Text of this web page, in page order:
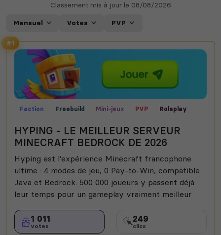
Classement mis à jour le 08/08/2026
Mensuel Votes PVP
#1
Faction Freebuild Mini-jeux PVP
Roleplay
HYPING - LE MEILLEUR SERVEUR
MINECRAFT BEDROCK DE 2026
Hyping est l’expérience Minecraft francophone
ultime : 4 modes de jeu, 0 Pay-to-Win, compatible
Java et Bedrock. 500 000 joueurs y passent déjà
leur temps pour un gameplay vraiment meilleur
1 011
votes
249
clics